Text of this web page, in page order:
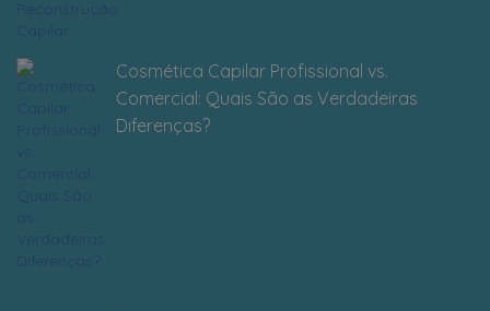
Cosmética Capilar Profissional vs.
Comercial: Quais São as Verdadeiras
Diferenças?